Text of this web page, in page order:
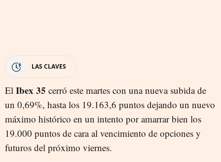
LAS CLAVES
El Ibex 35 cerró este martes con una nueva subida de
un 0,69%, hasta los 19.163,6 puntos dejando un nuevo
máximo histórico en un intento por amarrar bien los
19.000 puntos de cara al vencimiento de opciones y
futuros del próximo viernes.